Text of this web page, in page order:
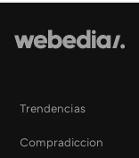
Trendencias
Compradiccion